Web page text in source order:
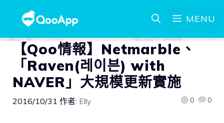
MENU
【Qoo情報】Netmarble、
「Raven(레이븐) with
NAVER」大規模更新實施
2016/10/31 作者: Elly 0 0